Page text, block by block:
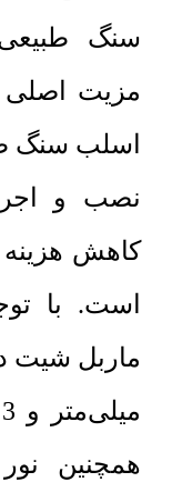
سنگ
مزیت اصلی
اسلب سنگ
نصب و
کاهش
است. با